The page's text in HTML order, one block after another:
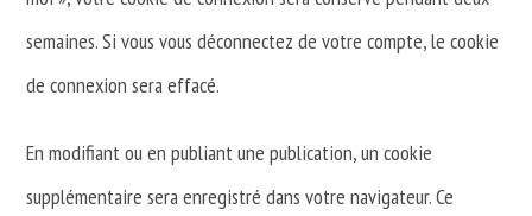
semaines. Si vous vous déconnectez de votre compte, le cookie
de connexion sera effacé.
En modifiant ou en publiant une publication, un cookie
supplémentaire sera enregistré dans votre navigateur. Ce